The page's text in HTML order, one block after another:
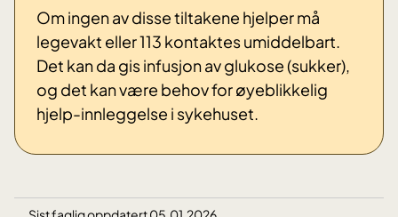
Om ingen av disse tiltakene hjelper må
legevakt eller 113 kontaktes umiddelbart.
Det kan da gis infusjon av glukose (sukker),
og det kan være behov for øyeblikkelig
hjelp-innleggelse i sykehuset.